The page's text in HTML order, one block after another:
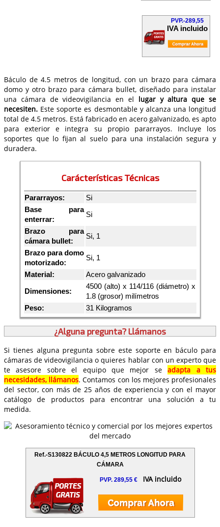
PVP.-289,55
IVA incluido
Báculo de 4.5 metros de longitud, con un brazo para cámara
domo y otro brazo para cámara bullet, diseñado para instalar
una cámara de videovigilancia en el lugar y altura que se
necesiten. Este soporte es desmontable y alcanza una longitud
total de 4.5 metros. Está fabricado en acero galvanizado, es apto
para exterior e integra su propio pararrayos. Incluye los
soportes que lo fijan al suelo para una instalación segura y
duradera.
Carácterísticas Técnicas
Pararrayos:
Si
Base para
enterrar:
Si
Brazo para
cámara bullet:
Si, 1
Brazo para domo
motorizado:
Si, 1
Material:
Acero galvanizado
Dimensiones:
4500 (alto) x 114/116 (diámetro) x
1.8 (grosor) milímetros
Peso:
31 Kilogramos
¿Alguna pregunta? Llámanos
Si tienes alguna pregunta sobre este soporte en báculo para
cámaras de videovigilancia o quieres hablar con un experto que
te asesore sobre el equipo que mejor seadapta a tus
necesidades, llámanos. Contamos con los mejores profesionales
del sector, con más de 25 años de experiencia y con el mayor
catálogo de productos para encontrar una solución a tu
medida.
Ref.-S130822 BÁCULO 4,5 METROS LONGITUD PARA
CÁMARA
PVP. 289,55 € IVA incluido